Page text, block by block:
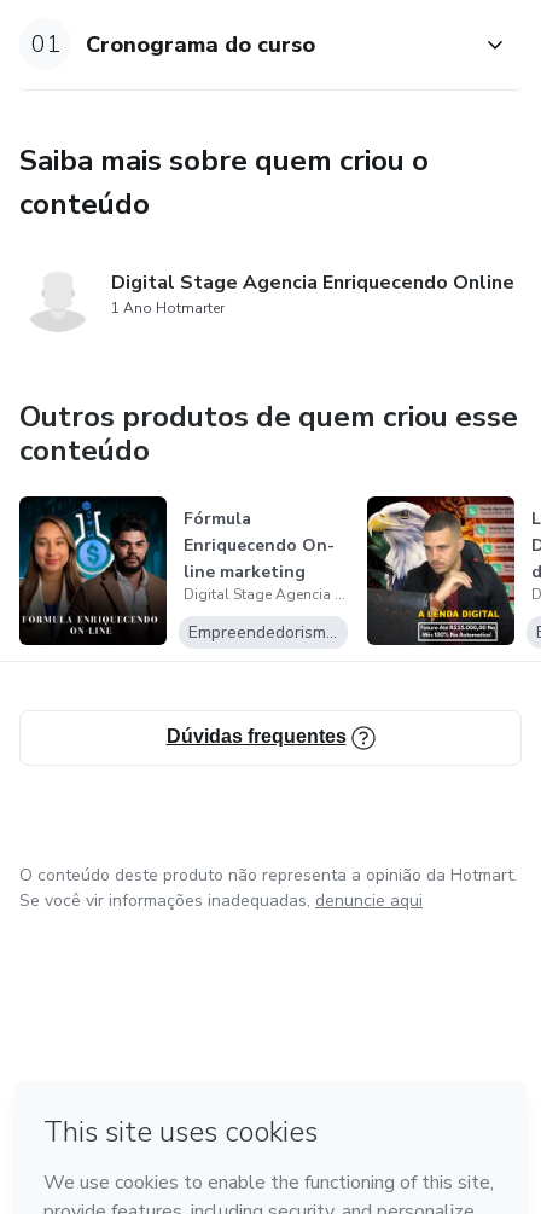
01 Cronograma do curso
Saiba mais sobre quem criou o
conteúdo
Digital Stage Agencia Enriquecendo Online
1 Ano Hotmarter
Outros produtos de quem criou esse
conteúdo
Fórmula
Enriquecendo On-
line marketing
digital
Digital Stage Agencia Enriquecendo Online
Empreendedorismo Digital
Dúvidas frequentes
O conteúdo deste produto não representa a opinião da Hotmart.
Se você vir informações inadequadas, denuncie aqui
Feito com ❤ em Bogotá